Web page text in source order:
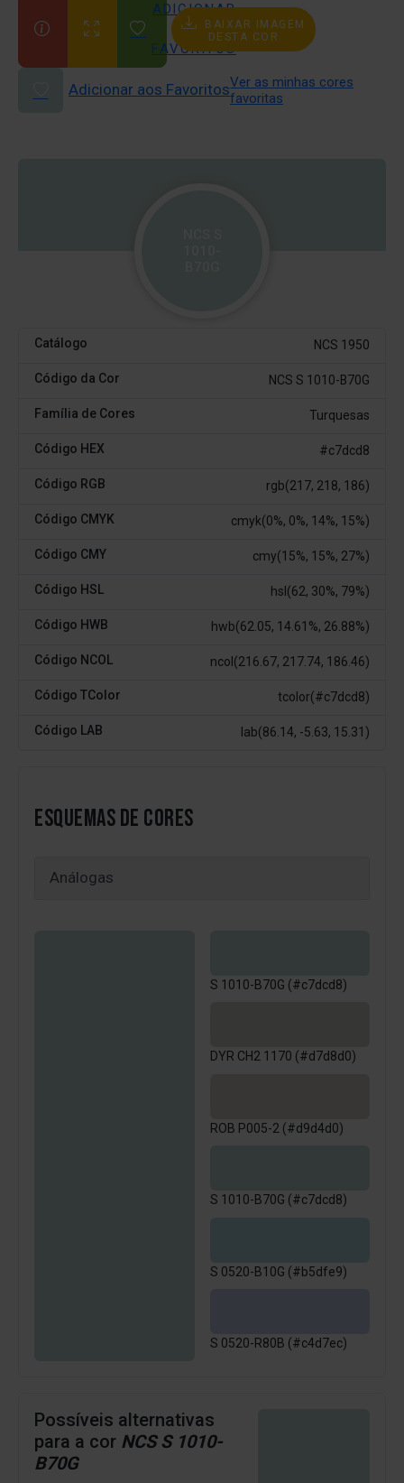
ADICIONAR
AOS
FAVORITOS
BAIXAR IMAGEM
DESTA COR
Adicionar aos FavoritosVer as minhas cores
favoritas
Catálogo NCS 1950
Código da Cor NCS S 1010-B70G
Família de Cores Turquesas
Código HEX #c7dcd8
Código RGB rgb(217, 218, 186)
Código CMYK cmyk(0%, 0%, 14%, 15%)
Código CMY cmy(15%, 15%, 27%)
Código HSL hsl(62, 30%, 79%)
Código HWB hwb(62.05, 14.61%, 26.88%)
Código NCOL ncol(216.67, 217.74, 186.46)
Código TColor tcolor(#c7dcd8)
Código LAB lab(86.14, -5.63, 15.31)
ESQUEMAS DE CORES
S 1010-B70G (#c7dcd8)
DYR CH2 1170 (#d7d8d0)
ROB P005-2 (#d9d4d0)
S 1010-B70G (#c7dcd8)
S 0520-B10G (#b5dfe9)
S 0520-R80B (#c4d7ec)
Possíveis alternativas
para a cor NCS S 1010-
B70G